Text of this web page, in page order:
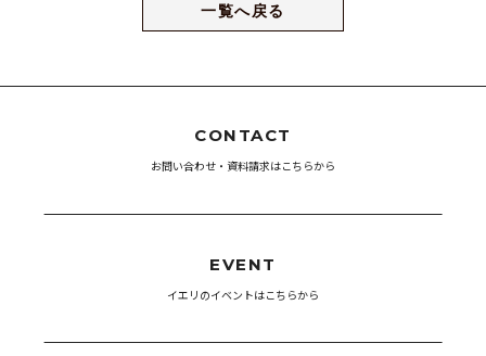
一覧へ戻る
CONTACT
お問い合わせ・資料請求はこちらから
EVENT
イエリのイベントはこちらから